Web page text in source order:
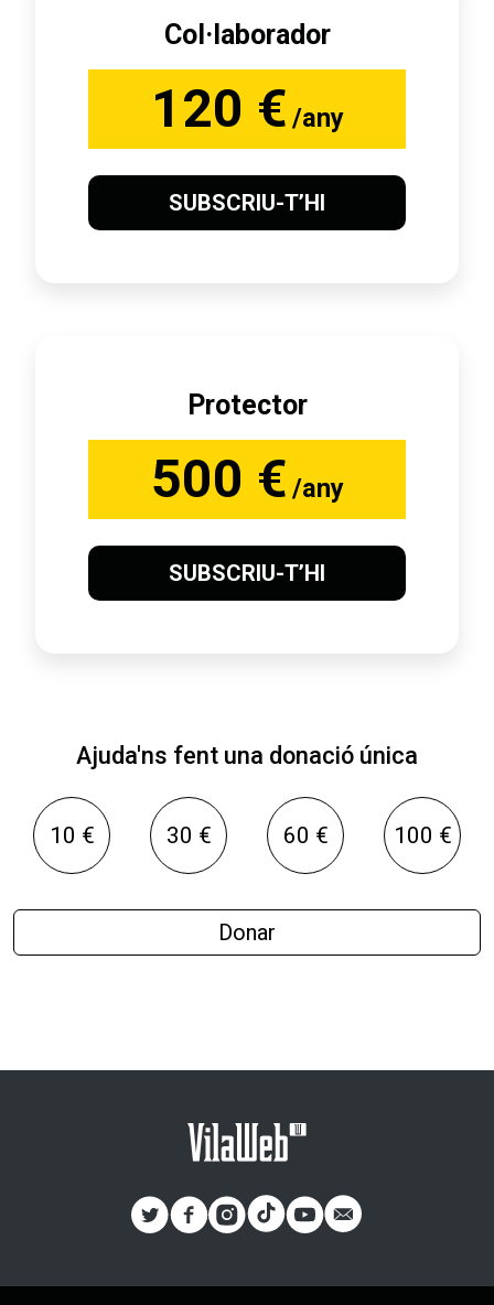
Col·laborador
120 € /any
SUBSCRIU-T’HI
Protector
500 € /any
SUBSCRIU-T’HI
Ajuda'ns fent una donació única
10 € 30 € 60 € 100 €
Donar